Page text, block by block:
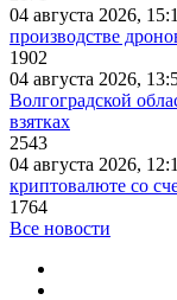
04 августа 2026,
производстве
1902
04 августа 2026,
Волгоградской
взятках
2543
04 августа 2026,
криптовалюте со
1764
Все новости